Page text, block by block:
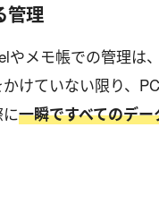
管理
やメモ帳での管理は
けていない限り、
一瞬ですべてのデ